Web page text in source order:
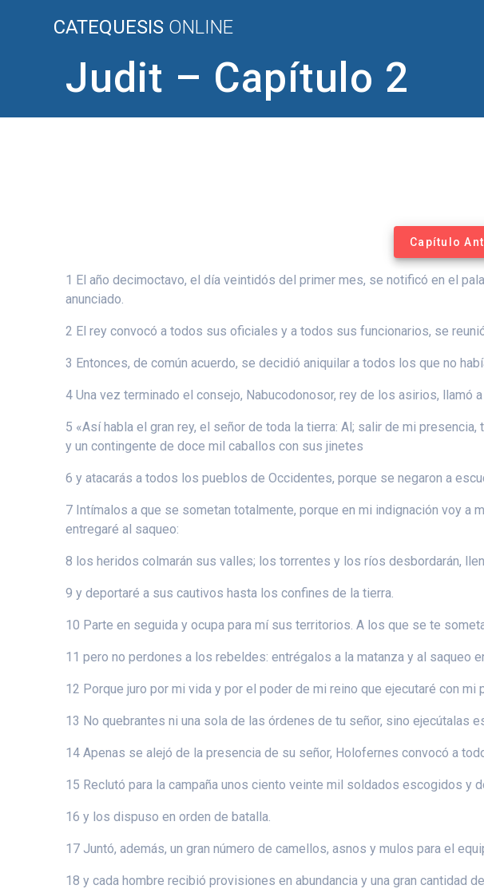
CATEQUESIS ONLINE
Judit – Capítulo 2
Capítulo
1 El año decimoctavo, el día veintidós del primer mes, se notificó en el
anunciado.
2 El rey convocó a todos sus oficiales y a todos sus funcionarios, se
3 Entonces, de común acuerdo, se decidió aniquilar a todos los que no
4 Una vez terminado el consejo, Nabucodonosor, rey de los asirios,
5 «Así habla el gran rey, el señor de toda la tierra: Al; salir de mi
y un contingente de doce mil caballos con sus jinetes
6 y atacarás a todos los pueblos de Occidentes, porque se negaron a
7 Intímalos a que se sometan totalmente, porque en mi indignación voy
entregaré al saqueo:
8 los heridos colmarán sus valles; los torrentes y los ríos desbordarán,
9 y deportaré a sus cautivos hasta los confines de la tierra.
10 Parte en seguida y ocupa para mí sus territorios. A los que se te
11 pero no perdones a los rebeldes: entrégalos a la matanza y al saqueo
12 Porque juro por mi vida y por el poder de mi reino que ejecutaré con mi
13 No quebrantes ni una sola de las órdenes de tu señor, sino ejecútalas
14 Apenas se alejó de la presencia de su señor, Holofernes convocó a
15 Reclutó para la campaña unos ciento veinte mil soldados escogidos y
16 y los dispuso en orden de batalla.
17 Juntó, además, un gran número de camellos, asnos y mulos para el
18 y cada hombre recibió provisiones en abundancia y una gran cantidad